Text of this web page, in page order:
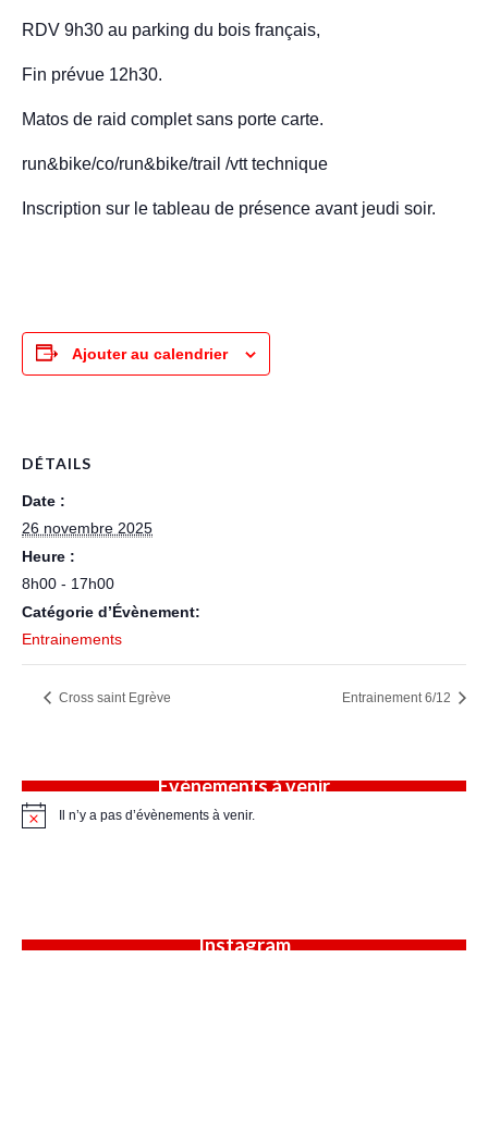
RDV 9h30 au parking du bois français,
Fin prévue 12h30.
Matos de raid complet sans porte carte.
run&bike/co/run&bike/trail /vtt technique
Inscription sur le tableau de présence avant jeudi soir.
Ajouter au calendrier
DÉTAILS
Date :
26 novembre 2025
Heure :
8h00 - 17h00
Catégorie d’Évènement:
Entrainements
Cross saint Egrève Entrainement 6/12
Évènements à venir
Notice Il n’y a pas d’évènements à venir.
Instagram